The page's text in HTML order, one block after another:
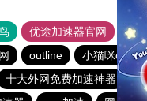
优途加速器官网 风
outline 小猫咪ciash
十大外网免费加速神器